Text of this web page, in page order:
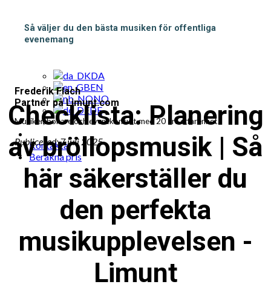
Cases
Paketerbjudande
DA
EN
NO
DE
Kontakta
Beräkna pris
Frederik Flach
Partner på Limunt.com
Musiker, bokare och eventkonsult med 20 års erfarenhet.
Publicerad: 7 juli 2025
Så väljer du den bästa musiken för offentliga
evenemang
Checklista: Planering
av bröllopsmusik | Så
här säkerställer du
den perfekta
musikupplevelsen -
Limunt